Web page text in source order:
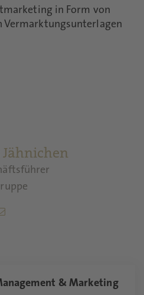
in Form von
Vermarktungsunterlagen
Jähnichen
& Marketing